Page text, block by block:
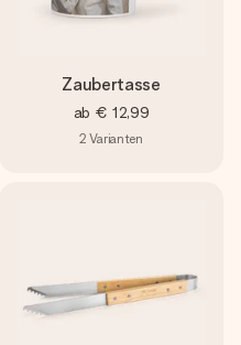
Zaubertasse
ab € 12,99
2 Varianten